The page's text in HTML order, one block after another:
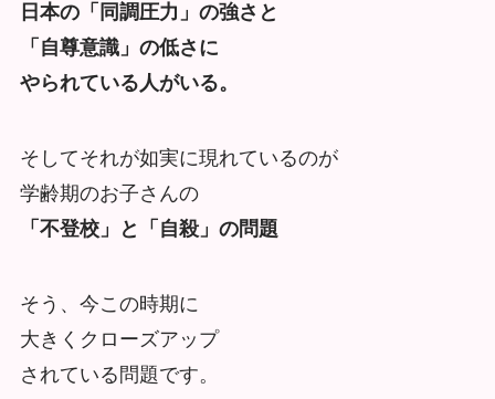
日本の「同調圧力」の強さと
「自尊意識」の低さに
やられている人がいる。
そしてそれが如実に現れているのが
学齢期のお子さんの
「不登校」と「自殺」の問題
そう、今この時期に
大きくクローズアップ
されている問題です。